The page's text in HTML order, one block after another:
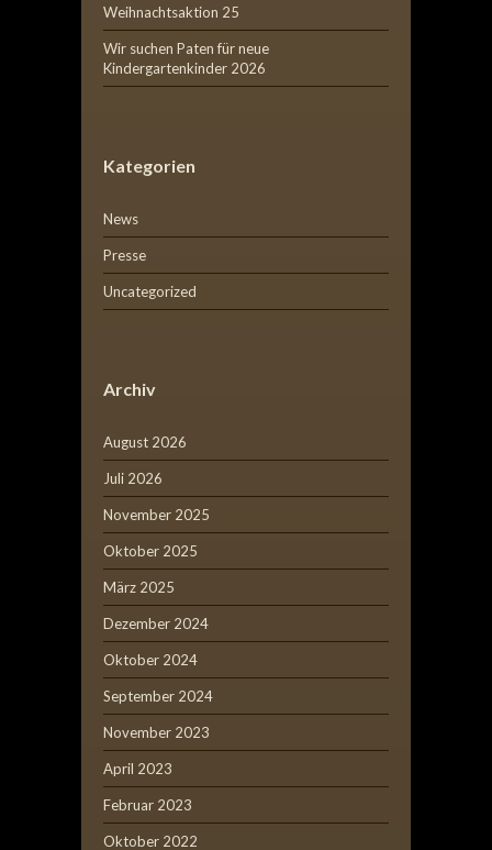
Weihnachtsaktion 25
Wir suchen Paten für neue
Kindergartenkinder 2026
Kategorien
News
Presse
Uncategorized
Archiv
August 2026
Juli 2026
November 2025
Oktober 2025
März 2025
Dezember 2024
Oktober 2024
September 2024
November 2023
April 2023
Februar 2023
Oktober 2022